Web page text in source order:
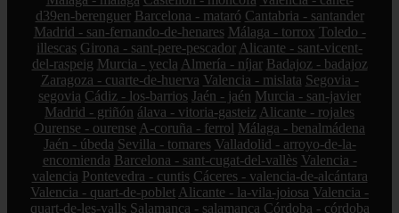
d39en-berenguer Barcelona - mataró Cantabria - santander
Madrid - san-fernando-de-henares Málaga - torrox Toledo -
illescas Girona - sant-pere-pescador Alicante - sant-vicent-
del-raspeig Murcia - yecla Almería - níjar Badajoz - badajoz
Zaragoza - cuarte-de-huerva Valencia - mislata Segovia -
segovia Cádiz - los-barrios Jaén - jaén Murcia - san-javier
Madrid - griñón álava - vitoria-gasteiz Alicante - rojales
Ourense - ourense A-coruña - ferrol Málaga - benalmádena
Jaén - úbeda Sevilla - tomares Valladolid - arroyo-de-la-
encomienda Barcelona - sant-cugat-del-vallès Valencia -
valencia Pontevedra - cuntis Cáceres - valencia-de-alcántara
Valencia - quart-de-poblet Alicante - la-vila-joiosa Valencia -
quart-de-les-valls Salamanca - salamanca Córdoba - córdoba